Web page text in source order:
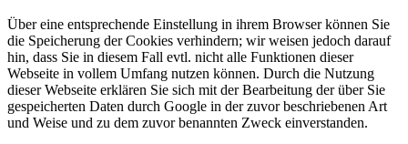
Über eine entsprechende Einstellung in ihrem Browser können Sie
die Speicherung der Cookies verhindern; wir weisen jedoch darauf
hin, dass Sie in diesem Fall evtl. nicht alle Funktionen dieser
Webseite in vollem Umfang nutzen können. Durch die Nutzung
dieser Webseite erklären Sie sich mit der Bearbeitung der über Sie
gespeicherten Daten durch Google in der zuvor beschriebenen Art
und Weise und zu dem zuvor benannten Zweck einverstanden.